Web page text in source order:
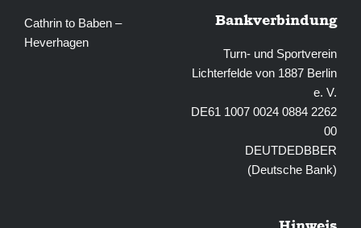
Cathrin to Baben –
Heverhagen
Bankverbindung
Turn- und Sportverein
Lichterfelde von 1887 Berlin
e. V.
DE61 1007 0024 0884 2262
00
DEUTDEDBBER
(Deutsche Bank)